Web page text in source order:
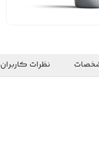
نظرات کاربران